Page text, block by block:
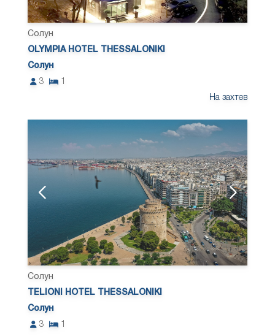
Солун
OLYMPIA HOTEL THESSALONIKI
Солун
3
1
На захтев
Солун
TELIONI HOTEL THESSALONIKI
Солун
3
1